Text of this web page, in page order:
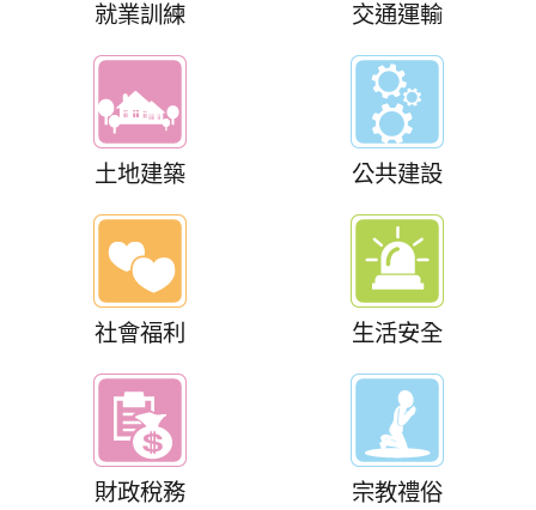
就業訓練 交通運輸
土地建築 公共建設
社會福利 生活安全
財政稅務 宗教禮俗